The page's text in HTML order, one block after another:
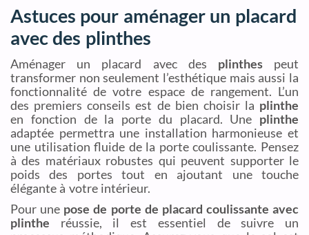
Astuces pour aménager un placard
avec des plinthes
Aménager un placard avec des plinthespeut
transformer non seulement l’esthétique mais aussi la
fonctionnalité de votre espace de rangement. L’un
des premiers conseils est de bien choisir la plinthe
en fonction de la porte du placard. Une plinthe
adaptée permettra une installation harmonieuse et
une utilisation fluide de la porte coulissante. Pensez
à des matériaux robustes qui peuvent supporter le
poids des portes tout en ajoutant une touche
élégante à votre intérieur.
Pour une pose de porte de placard coulissante avec
plinthe réussie, il est essentiel de suivre un